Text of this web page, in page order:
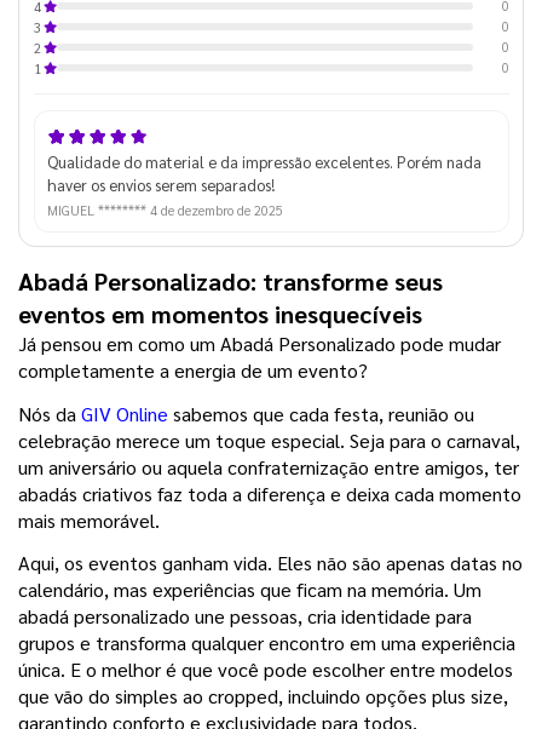
4
0
3
0
2
0
1
0
Qualidade do material e da impressão excelentes. Porém nada
haver os envios serem separados!
MIGUEL ******** 4 de dezembro de 2025
Abadá Personalizado: transforme seus
eventos em momentos inesquecíveis
Já pensou em como um Abadá Personalizado pode mudar
completamente a energia de um evento?
Nós da GIV Online sabemos que cada festa, reunião ou
celebração merece um toque especial. Seja para o carnaval,
um aniversário ou aquela confraternização entre amigos, ter
abadás criativos faz toda a diferença e deixa cada momento
mais memorável.
Aqui, os eventos ganham vida. Eles não são apenas datas no
calendário, mas experiências que ficam na memória. Um
abadá personalizado une pessoas, cria identidade para
grupos e transforma qualquer encontro em uma experiência
única. E o melhor é que você pode escolher entre modelos
que vão do simples ao cropped, incluindo opções plus size,
garantindo conforto e exclusividade para todos.